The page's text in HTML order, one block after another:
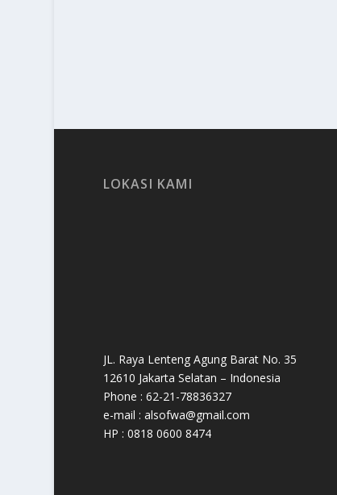
LOKASI KAMI
JL. Raya Lenteng Agung Barat No. 35
12610 Jakarta Selatan – Indonesia
Phone : 62-21-78836327
e-mail : alsofwa@gmail.com
HP : 0818 0600 8474